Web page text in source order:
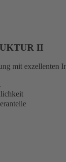
II
mit exzellenten